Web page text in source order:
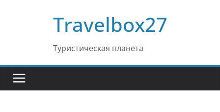
Travelbox27
Туристическая планета